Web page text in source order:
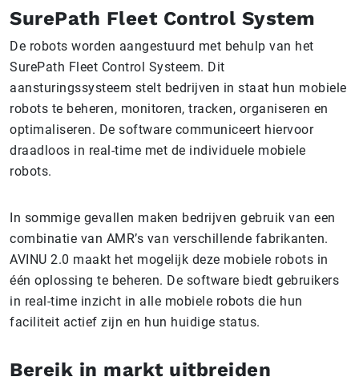
SurePath Fleet Control System
De robots worden aangestuurd met behulp van het
SurePath Fleet Control Systeem. Dit
aansturingssysteem stelt bedrijven in staat hun mobiele
robots te beheren, monitoren, tracken, organiseren en
optimaliseren. De software communiceert hiervoor
draadloos in real-time met de individuele mobiele
robots.
In sommige gevallen maken bedrijven gebruik van een
combinatie van AMR’s van verschillende fabrikanten.
AVINU 2.0 maakt het mogelijk deze mobiele robots in
één oplossing te beheren. De software biedt gebruikers
in real-time inzicht in alle mobiele robots die hun
faciliteit actief zijn en hun huidige status.
Bereik in markt uitbreiden